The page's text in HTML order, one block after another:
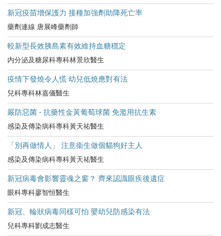
新冠疫苗增保護力 接種加強劑助降死亡率
藥劑連線 唐展峰藥劑師
較新型長效胰島素有效維持血糖穩定
内分泌及糖尿科專科林景欣醫生
疫情下發燒令人慌 幼兒低燒應對有法
兒科專科林嘉儀醫生
嚴防惡菌 - 抗藥性金黃葡萄球菌 免濫用抗生素
感染及傳染病科專科黃天祐醫生
「別再做情人」 注意衞生做個貓狗好主人
感染及傳染病科專科黃天祐醫生
新冠病毒會影響靈魂之窗？ 齊來認識眼疾後遺症
眼科專科廖智恒醫生
新冠、輪狀病毒同樣可怕 嬰幼兒防感染有法
兒科專科劉成志醫生